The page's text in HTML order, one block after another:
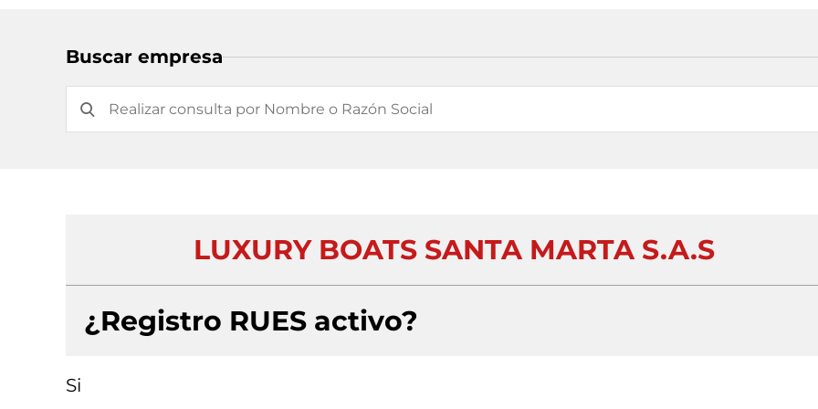
Buscar empresa
LUXURY BOATS SANTA MARTA S.A.S
¿Registro RUES activo?
Si